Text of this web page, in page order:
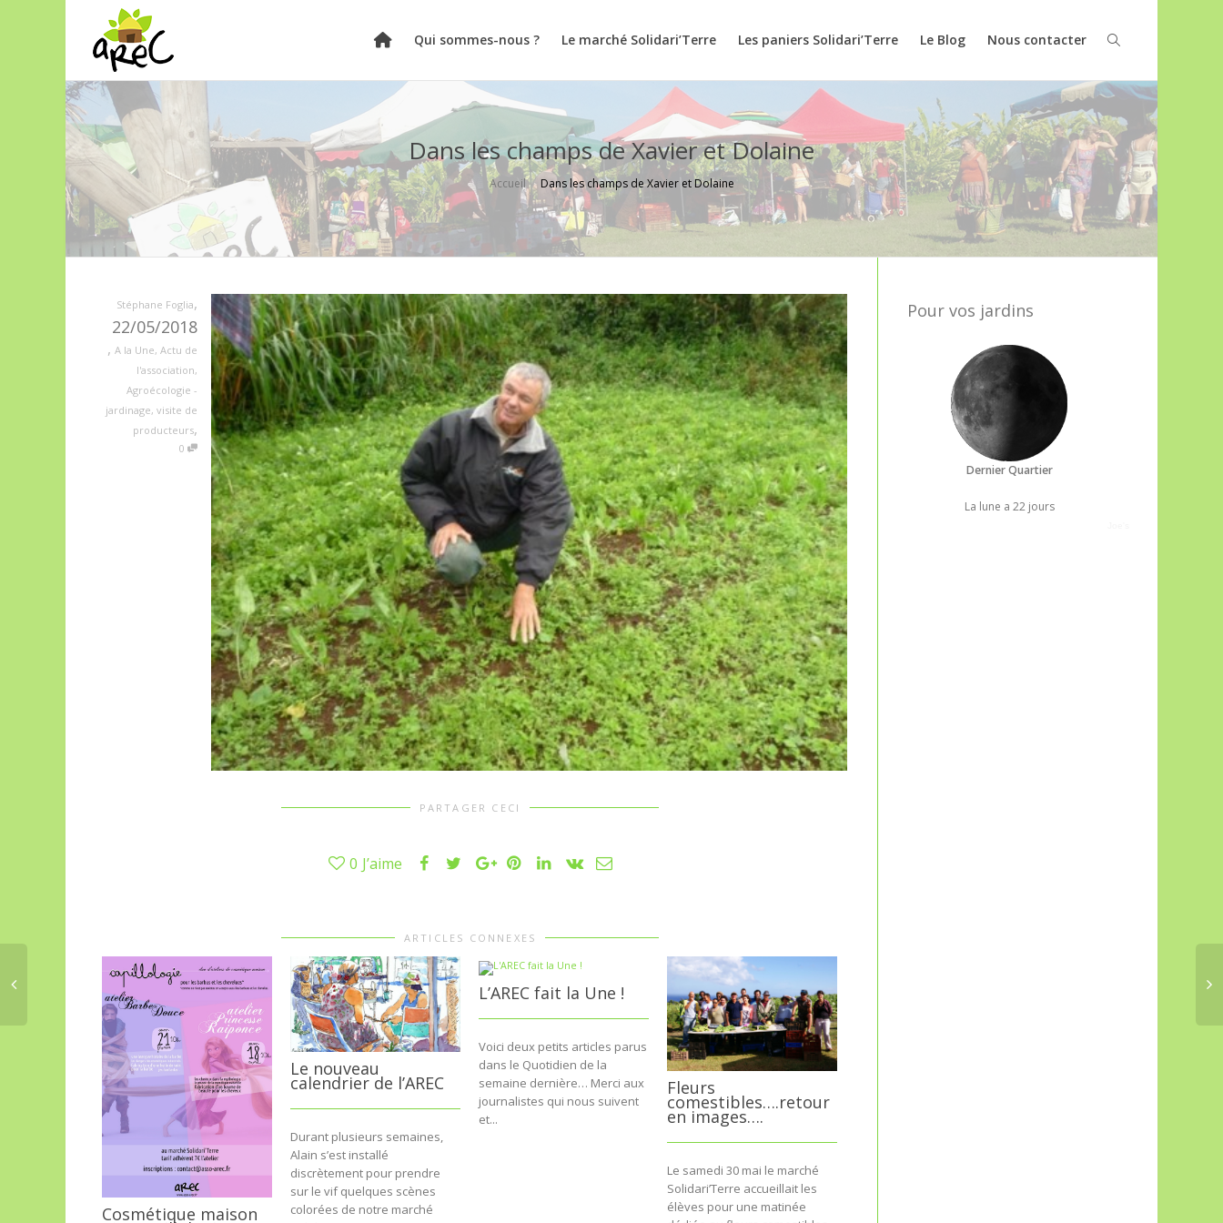
Qui sommes-nous ? Le marché Solidari’Terre Les paniers Solidari’Terre Le Blog Nous contacter
Dans les champs de Xavier et Dolaine
Accueil Dans les champs de Xavier et Dolaine
Stéphane Foglia,
22/05/2018
, A la Une, Actu de
l'association,
Agroécologie -
jardinage, visite de
producteurs,
0
PARTAGER CECI
0 J’aime
ARTICLES CONNEXES
Cosmétique maison
Le nouveau
calendrier de l’AREC
Durant plusieurs semaines,
Alain s’est installé
discrètement pour prendre
sur le vif quelques scènes
colorées de notre marché
L’AREC fait la Une !
Voici deux petits articles parus
dans le Quotidien de la
semaine dernière… Merci aux
journalistes qui nous suivent
et...
Fleurs
comestibles….retour
en images….
Le samedi 30 mai le marché
Solidari’Terre accueillait les
élèves pour une matinée
Pour vos jardins
Dernier Quartier
La lune a 22 jours